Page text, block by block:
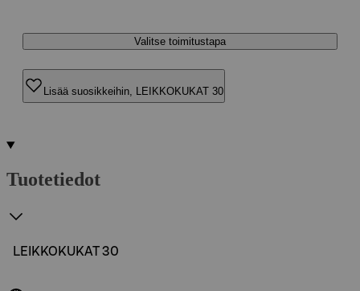
Valitse toimitustapa
Lisää suosikkeihin, LEIKKOKUKAT 30
Tuotetiedot
LEIKKOKUKAT 30